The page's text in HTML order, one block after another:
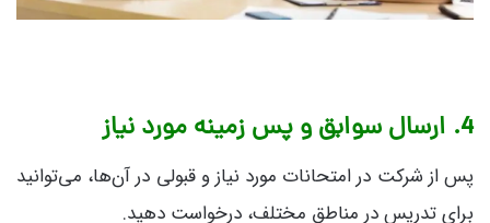
4. ارسال سوابق و پس زمینه مورد نیاز
پس از شرکت در امتحانات مورد نیاز و قبولی در آن‌ها، می‌توانید
برای تدریس در مناطق مختلف، درخواست دهید.